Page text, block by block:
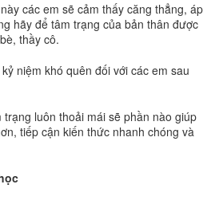
các em sẽ cảm thấy căng thẳng, áp
hãy để tâm trạng của bản thân được
thầy cô.
niệm khó quên đối với các em sau
luôn thoải mái sẽ phần nào giúp
tiếp cận kiến thức nhanh chóng và